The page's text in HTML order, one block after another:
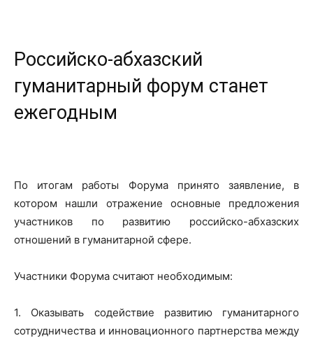
Российско-абхазский
гуманитарный форум станет
ежегодным
По итогам работы Форума принято заявление, в
котором нашли отражение основные предложения
участников по развитию российско-абхазских
отношений в гуманитарной сфере.
Участники Форума считают необходимым:
1. Оказывать содействие развитию гуманитарного
сотрудничества и инновационного партнерства между